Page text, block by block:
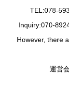
TEL:078-
Inquiry:070-
However, there
運営